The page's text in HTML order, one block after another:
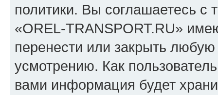
политики. Вы соглашаетесь
«OREL-TRANSPORT.RU»
перенести или закрыть
усмотрению. Как
вами информация будет